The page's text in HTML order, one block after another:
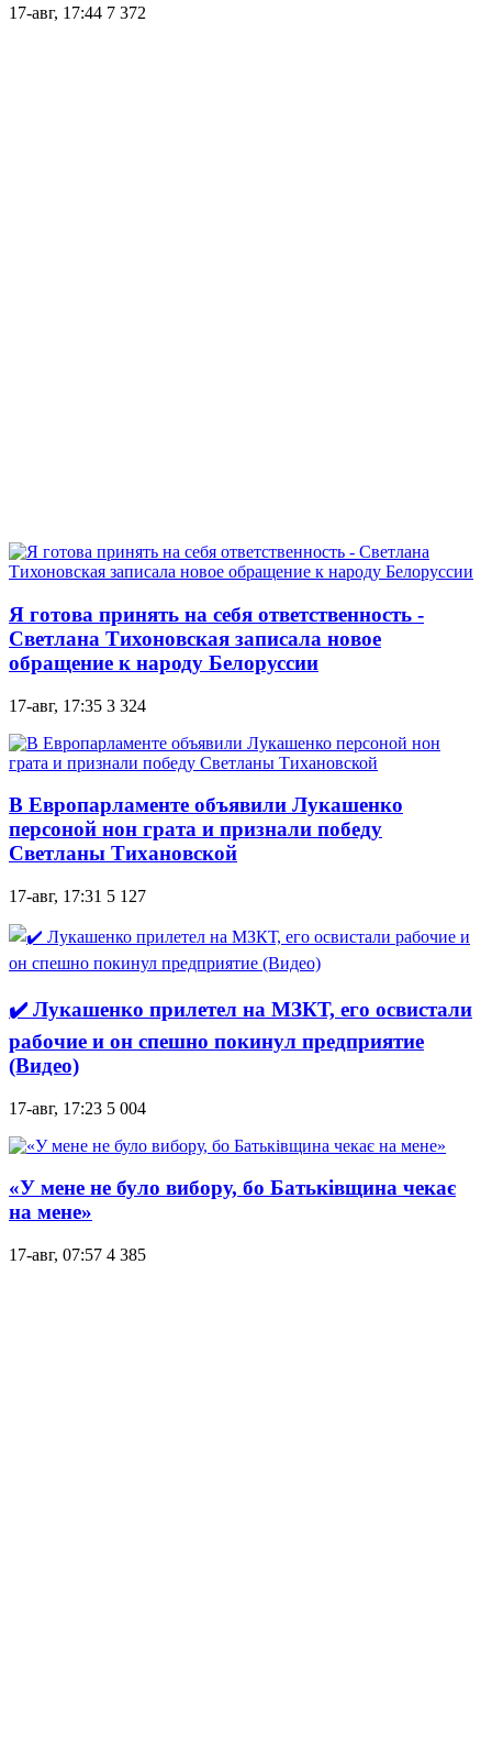
17-авг, 17:44 7 372
Я готова принять на себя ответственность -
Светлана Тихоновская записала новое
обращение к народу Белоруссии
17-авг, 17:35 3 324
В Европарламенте объявили Лукашенко
персоной нон грата и признали победу
Светланы Тихановской
17-авг, 17:31 5 127
✔️ Лукашенко прилетел на МЗКТ, его освистали
рабочие и он спешно покинул предприятие
(Видео)
17-авг, 17:23 5 004
«У мене не було вибору, бо Батьківщина чекає
на мене»
17-авг, 07:57 4 385